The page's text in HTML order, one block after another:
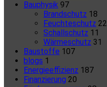
Bauphysik 97
Brandschutz 18
Feuchteschutz 22
Schallschutz 11
Wärmeschutz 31
Baustoffe 107
blogs 1
Energieeffizienz 187
Finanzierung 20